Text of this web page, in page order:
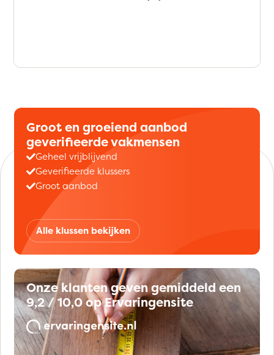
Groot en groeiend aanbod
geverifieerde vakmensen
Geheel vrijblijvend
Geverifieerde klussers
Groot aanbod
Alle klussen bekijken
Onze klanten geven gemiddeld een
9,2 / 10,0 op Ervaringensite